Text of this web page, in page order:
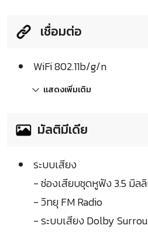
เชื่อมต่อ
WiFi 802.11b/g/n
แสดงเพิ่มเติม
มัลติมีเดีย
ระบบเสียง
- ช่องเสียบชุดหูฟัง 3.5 มิล
- วิทยุ FM Radio
- ระบบเสียง Dolby